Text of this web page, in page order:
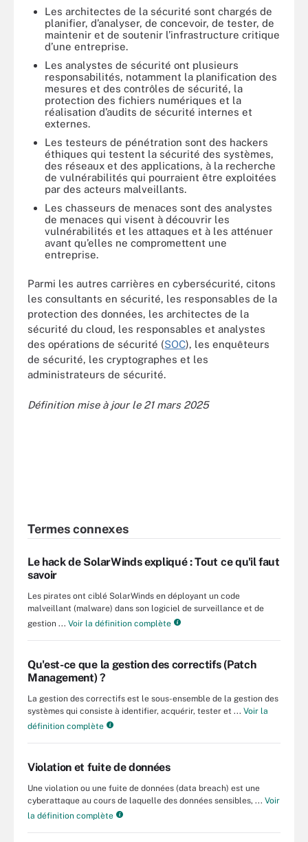
Les architectes de la sécurité sont chargés de
planifier, d’analyser, de concevoir, de tester, de
maintenir et de soutenir l’infrastructure critique
d’une entreprise.
Les analystes de sécurité ont plusieurs
responsabilités, notamment la planification des
mesures et des contrôles de sécurité, la
protection des fichiers numériques et la
réalisation d’audits de sécurité internes et
externes.
Les testeurs de pénétration sont des hackers
éthiques qui testent la sécurité des systèmes,
des réseaux et des applications, à la recherche
de vulnérabilités qui pourraient être exploitées
par des acteurs malveillants.
Les chasseurs de menaces sont des analystes
de menaces qui visent à découvrir les
vulnérabilités et les attaques et à les atténuer
avant qu’elles ne compromettent une
entreprise.
Parmi les autres carrières en cybersécurité, citons
les consultants en sécurité, les responsables de la
protection des données, les architectes de la
sécurité du cloud, les responsables et analystes
des opérations de sécurité (SOC), les enquêteurs
de sécurité, les cryptographes et les
administrateurs de sécurité.
Définition mise à jour le 21 mars 2025
Termes connexes
Le hack de SolarWinds expliqué : Tout ce qu'il faut
savoir
Les pirates ont ciblé SolarWinds en déployant un code
malveillant (malware) dans son logiciel de surveillance et de
gestion ... Voir la définition complète
Qu'est-ce que la gestion des correctifs (Patch
Management) ?
La gestion des correctifs est le sous-ensemble de la gestion des
systèmes qui consiste à identifier, acquérir, tester et ... Voir la
définition complète
Violation et fuite de données
Une violation ou une fuite de données (data breach) est une
cyberattaque au cours de laquelle des données sensibles, ... Voir
la définition complète